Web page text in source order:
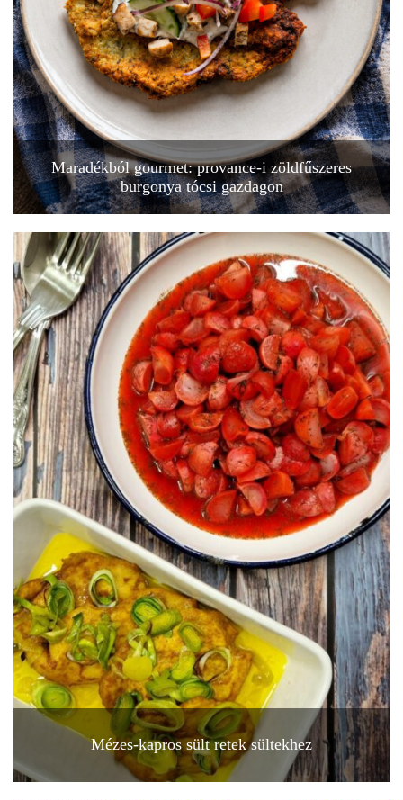
Maradékból gourmet: provance-i zöldfűszeres
burgonya tócsi gazdagon
Mézes-kapros sült retek sültekhez